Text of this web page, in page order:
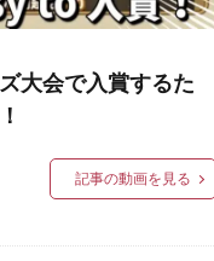
大会で入賞するた
記事の動画を見る